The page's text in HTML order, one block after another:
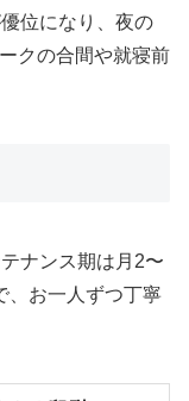
位になり、夜の
クの合間や就寝前
ナンス期は月2〜
、お一人ずつ丁寧